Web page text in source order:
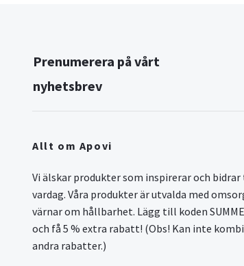
Prenumerera på vårt
nyhetsbrev
Allt om Apovi
Vi älskar produkter som inspirerar och
vardag. Våra produkter är utvalda med
värnar om hållbarhet. Lägg till koden
och få 5 % extra rabatt! (Obs! Kan inte
andra rabatter.)